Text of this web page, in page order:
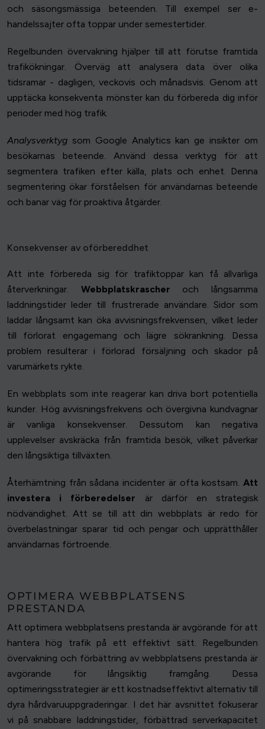
och säsongsmässiga beteenden. Till exempel ser e-
handelssajter ofta toppar under semestertider.
Regelbunden övervakning hjälper till att förutse framtida
trafikökningar. Överväg att analysera data över olika
tidsramar - dagligen, veckovis och månadsvis. Genom att
upptäcka konsekventa mönster kan du förbereda dig inför
perioder med hög trafik.
Analysverktyg som Google Analytics kan ge insikter om
besökarnas beteende. Använd dessa verktyg för att
segmentera trafiken efter källa, plats och enhet. Denna
segmentering ökar förståelsen för användarnas beteende
och banar väg för proaktiva åtgärder.
Konsekvenser av oförbereddhet
Att inte förbereda sig för trafiktoppar kan få allvarliga
återverkningar. Webbplatskrascher och långsamma
laddningstider leder till frustrerade användare. Sidor som
laddar långsamt kan öka avvisningsfrekvensen, vilket leder
till förlorat engagemang och lägre sökrankning. Dessa
problem resulterar i förlorad försäljning och skador på
varumärkets rykte.
En webbplats som inte reagerar kan driva bort potentiella
kunder. Hög avvisningsfrekvens och övergivna kundvagnar
är vanliga konsekvenser. Dessutom kan negativa
upplevelser avskräcka från framtida besök, vilket påverkar
den långsiktiga tillväxten.
Återhämtning från sådana incidenter är ofta kostsam. Att
investera i förberedelser är därför en strategisk
nödvändighet. Att se till att din webbplats är redo för
överbelastningar sparar tid och pengar och upprätthåller
användarnas förtroende.
OPTIMERA WEBBPLATSENS
PRESTANDA
Att optimera webbplatsens prestanda är avgörande för att
hantera hög trafik på ett effektivt sätt. Regelbunden
övervakning och förbättring av webbplatsens prestanda är
avgörande för långsiktig framgång. Dessa
optimeringsstrategier är ett kostnadseffektivt alternativ till
dyra hårdvaruuppgraderingar. I det här avsnittet fokuserar
vi på snabbare laddningstider, förbättrad serverkapacitet